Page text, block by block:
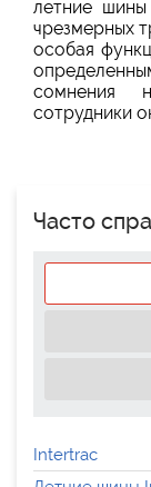
летние
чрезмерных
особая
сомнения
сотрудники
Часто
Intertrac